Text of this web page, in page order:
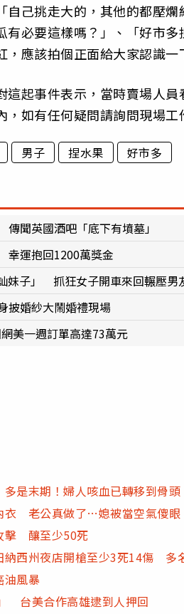
自己挑走大的，其他的都壓
有必要這樣嗎？」、「好市
應該拍個正面給大家認識一
這起事件表示，當時賣場人
如有任何疑問請詢問現場工
男子 捏水果 好市多
聞英國酒吧「底下有墳墓」
運抱回1200萬獎金
妹子」 抓狂女子開車來回輾壓男
婚紗大鬧婚禮現場
美一週訂單高達73萬元
是末期！婦人咳血已轉移到骨頭
衣 老公真做了…媳被當空氣傻眼
擊 釀至少50死
西州夜店開槍至少3死14傷 多
油風暴
台美合作高雄逮到人押回